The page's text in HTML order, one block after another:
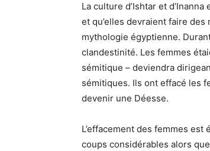
La culture d’Ishtar et
et qu’elles devraient faire
mythologie égyptienne.
clandestinité. Les femmes
sémitique – deviendra
sémitiques. Ils ont effacé les
devenir une Déesse.
L’effacement des femmes
coups considérables alors